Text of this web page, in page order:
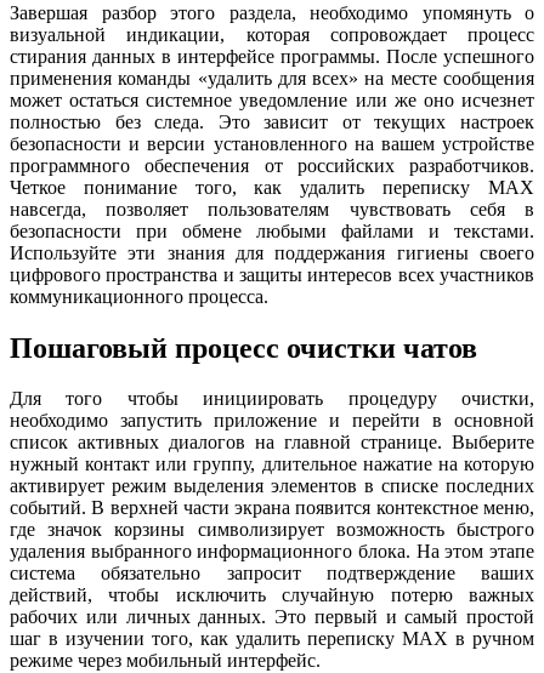
Завершая разбор этого раздела, необходимо упомянуть о
визуальной индикации, которая сопровождает процесс
стирания данных в интерфейсе программы. После успешного
применения команды «удалить для всех» на месте сообщения
может остаться системное уведомление или же оно исчезнет
полностью без следа. Это зависит от текущих настроек
безопасности и версии установленного на вашем устройстве
программного обеспечения от российских разработчиков.
Четкое понимание того, как удалить переписку MAX
навсегда, позволяет пользователям чувствовать себя в
безопасности при обмене любыми файлами и текстами.
Используйте эти знания для поддержания гигиены своего
цифрового пространства и защиты интересов всех участников
коммуникационного процесса.
Пошаговый процесс очистки чатов
Для того чтобы инициировать процедуру очистки,
необходимо запустить приложение и перейти в основной
список активных диалогов на главной странице. Выберите
нужный контакт или группу, длительное нажатие на которую
активирует режим выделения элементов в списке последних
событий. В верхней части экрана появится контекстное меню,
где значок корзины символизирует возможность быстрого
удаления выбранного информационного блока. На этом этапе
система обязательно запросит подтверждение ваших
действий, чтобы исключить случайную потерю важных
рабочих или личных данных. Это первый и самый простой
шаг в изучении того, как удалить переписку MAX в ручном
режиме через мобильный интерфейс.